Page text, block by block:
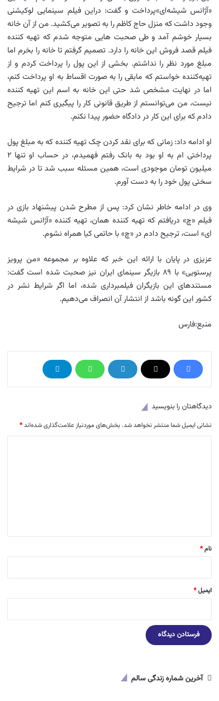
«آژانس شیشه‌ای»پرداخت و گفت: دراین فیلم سینمایی لوکیشنی
وجود داشت که منزل حاج کاظم را به تصویر می‌کشید. من از آن خانه
بسیار خوشم آمد و طی صحبت هایی متوجه شدم که تهیه کننده
فیلم قصد فروش این خانه را دارد. تصمیم گرفتم تا خانه را بخرم اما
مبلغ مورد نظر را نداشتم. بخشی از این پول را پرداخت کردم و از
تهیه‌کننده خواستم که مابقی را به صورت اقساط به او پرداخت کنم،
اما در نهایت مشخص شد حتی این خانه به اسم این تهیه کننده
نیست، من می‌توانستم از طریق قانونی کار را پیگیری کنم اما ترجیح
دادم که برای این کار در دادگاه حضور پیدا نکنم.
او ادامه داد: زمانی که برای نقد کردن چک تهیه کننده که به مبلغ پول
پرداختی ام به او بود به بانک رفتم فهمیدم، در حساب او تنها ۲
میلیون تومان موجودی است، همین مسئله سبب شد تا در شرایط
سختی پول خود را به دست آورم.
وی در ادامه خاطر نشان کرد: پس از مطرح شدن پیشنهاد بازی در
فیلم «چ» دریافتم که تهیه کننده همان، تهیه کننده «آژانس شیشه
ای» است، ترجیح دادم در «چ» با حاتمی کیا همراه نشوم.
عزیزی در پایان با ارائه این خبر که علاوه بر مجموعه «من پرویز
پرستویی» با ۸۹ بازیگر سینمای ایران نیز صحبت شده است گفت:
مستندهای این بازیگران فیلمبرداری شده، اما اگر شرایط نشر در
کشور این گونه باشد از انتشار آن انصراف می‌دهیم.
منبع:فارس
دیدگاهتان را بنویسید
نشانی ایمیل شما منتشر نخواهد شد. بخش‌های موردنیاز علامت‌گذاری شده‌اند*
نام*
ایمیل*
آخرین شماره زندگی سالم